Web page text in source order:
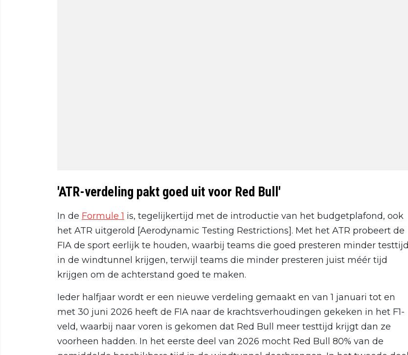
'ATR-verdeling pakt goed uit voor Red Bull'
In de Formule 1 is, tegelijkertijd met de introductie van het budgetplafond, ook
het ATR uitgerold [Aerodynamic Testing Restrictions]. Met het ATR probeert de
FIA de sport eerlijk te houden, waarbij teams die goed presteren minder testtijd
in de windtunnel krijgen, terwijl teams die minder presteren juist méér tijd
krijgen om de achterstand goed te maken.
Ieder halfjaar wordt er een nieuwe verdeling gemaakt en van 1 januari tot en
met 30 juni 2026 heeft de FIA naar de krachtsverhoudingen gekeken in het F1-
veld, waarbij naar voren is gekomen dat Red Bull meer testtijd krijgt dan ze
voorheen hadden. In het eerste deel van 2026 mocht Red Bull 80% van de